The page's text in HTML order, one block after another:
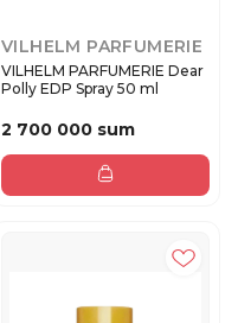
VILHELM PARFUMERIE
VILHELM PARFUMERIE Dear
Polly EDP Spray 50 ml
2 700 000 sum